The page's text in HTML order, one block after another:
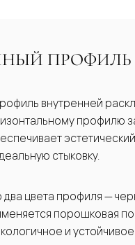
ПРОФИЛЬ
внутренней
профилю
стыковку.
цвета профиля —
порошковая
и устойчивое